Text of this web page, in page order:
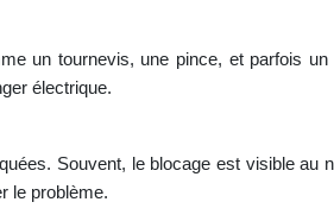
un tournevis, une pince, et parfois un
électrique.
Souvent, le blocage est visible au
le problème.